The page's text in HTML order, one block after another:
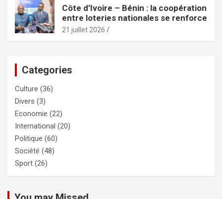
Côte d’Ivoire – Bénin : la coopération
entre loteries nationales se renforce
21 juillet 2026
Categories
Culture (36)
Divers (3)
Economie (22)
International (20)
Politique (60)
Société (48)
Sport (26)